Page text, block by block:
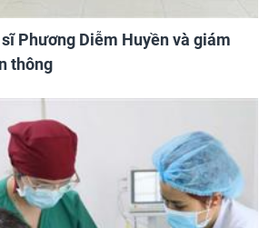
Phương Diễm Huyền và giám
thông